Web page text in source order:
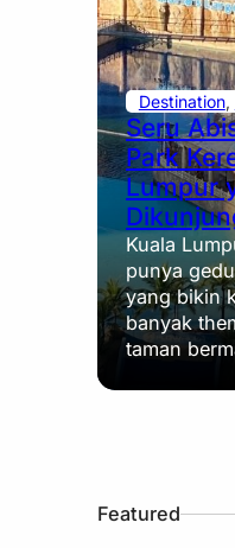
Destination,
Seru
Park
Lumpur
Kuala
punya
yang bikin
banyak
taman
Featured